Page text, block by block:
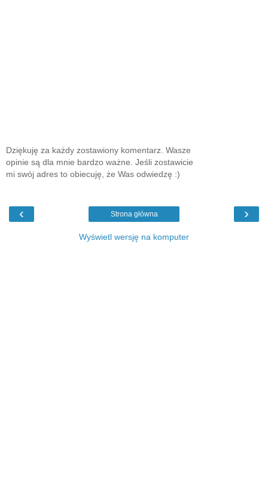
Dziękuję za każdy zostawiony komentarz. Wasze
opinie są dla mnie bardzo ważne. Jeśli zostawicie
mi swój adres to obiecuję, że Was odwiedzę :)
‹ ›
Strona główna
Wyświetl wersję na komputer